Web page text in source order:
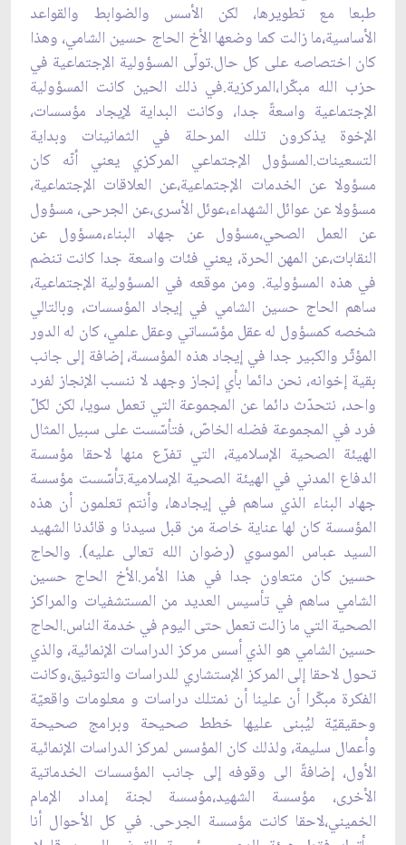
طبعا مع تطويرها، لكن الأسس والضوابط ‏والقواعد
الأساسية،ما زالت كما وضعها الأخ الحاج حسين الشامي، وهذا
كان اختصاصه على كل حال.تولّى ‏المسؤولية الإجتماعية في
حزب الله مبكّرا،المركزية.في ذلك الحين كانت المسؤولية
الإجتماعية واسعةً ‏جدا، وكانت البداية لإيجاد مؤسسات،
الإخوة يذكرون تلك المرحلة في الثمانينات وبداية
التسعينات.المسؤول ‏الإجتماعي المركزي يعني أنّه كان
مسؤولا عن الخدمات الإجتماعية،عن العلاقات الإجتماعية،
مسؤولا عن ‏عوائل الشهداء،عوئل الأسرى،عن الجرحى، مسؤول
عن العمل الصحي،مسؤول عن جهاد البناء،مسؤول ‏عن
النقابات،عن المهن الحرة، يعني فئات واسعة جدا كانت تنضم
في هذه المسؤولية. ومن موقعه في ‏المسؤولية الإجتماعية،
ساهم الحاج حسين الشامي في إيجاد المؤسسات، وبالتالي
شخصه كمسؤول له عقل ‏مؤسّساتي وعقل علمي، كان له الدور
المؤثّر والكبير جدا في إيجاد هذه المؤسسة، إضافة إلى جانب
بقية ‏إخوانه، نحن دائما بأي إنجاز وجهد لا ننسب الإنجاز لفرد
واحد، نتحدّث دائما عن المجموعة التي تعمل ‏سويا، لكن لكلّ
فرد في المجموعة فضله الخاصّ، فتأسّست على سبيل المثال
الهيئة الصحية الإسلامية، التي ‏تفرّع منها لاحقا مؤسسة
الدفاع المدني في الهيئة الصحية الإسلامية.تأسّست مؤسسة
جهاد البناء الذي ساهم ‏في إيجادها، وأنتم تعلمون أن هذه
المؤسسة كان لها عناية خاصة من قبل سيدنا و قائدنا الشهيد
السيد عباس ‏الموسوي (رضوان الله تعالى عليه). والحاج
حسين كان متعاون جدا في هذا الأمر.الأخ الحاج حسين
‏الشامي ساهم في تأسيس العديد من المستشفيات والمراكز
الصحية التي ما زالت تعمل حتى اليوم في ‏خدمة الناس.الحاج
حسين الشامي هو الذي أسس مركز الدراسات الإنمائية، والذي
تحول لاحقا إلى المركز ‏الإستشاري للدراسات والتوثيق،وكانت
الفكرة مبكّرا أن علينا أن نمتلك دراسات و معلومات واقعيّة
و‏حقيقيّة ليُبنى عليها خطط صحيحة وبرامج صحيحة
وأعمال سليمة، ولذلك كان المؤسس لمركز الدراسات ‏الإنمائية
الأول، إضافةً الى وقوفه إلى جانب المؤسسات الخدماتية
الأخرى، مؤسسة الشهيد،مؤسسة لجنة ‏إمداد الإمام
الخميني،لاحقا كانت مؤسسة الجرحى. في كل الأحوال أنا